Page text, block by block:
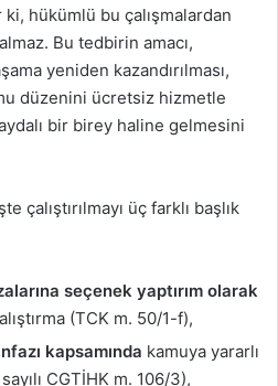
hükümlü bu çalışmalardan
almaz. Bu tedbirin amacı,
yeniden kazandırılması,
düzenini ücretsiz hizmetle
bir birey haline gelmesini
çalıştırılmayı üç farklı başlık
seçenek yaptırım olarak
(TCK m. 50/1-f),
kapsamında kamuya yararlı
CGTİHK m. 106/3),